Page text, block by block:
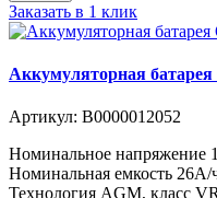
Заказать в 1 клик
Аккумуляторная батарея
Артикул: В0000012052
Номинальное напряжение
Номинальная емкость 26A/
Технология AGM, класс